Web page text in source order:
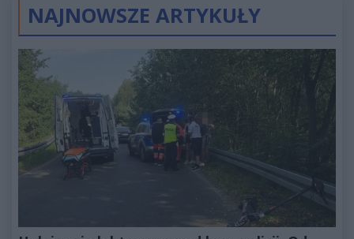
NAJNOWSZE ARTYKUŁY